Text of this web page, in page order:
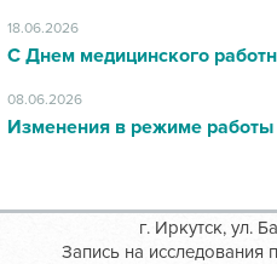
18.06.2026
С Днем медицинского
08.06.2026
Изменения в режиме работы
г. Иркутск, ул.
Запись на исследования